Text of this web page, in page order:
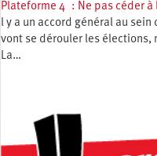
Plateforme 4 : Ne pas céder
l y a un accord général au
vont se dérouler les élections,
La…